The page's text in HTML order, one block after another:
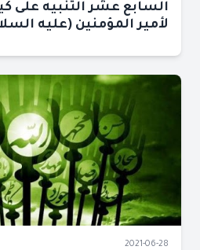
السابع عشر التنبيه على
لأمير المؤمنين (عليه
2021-06-28